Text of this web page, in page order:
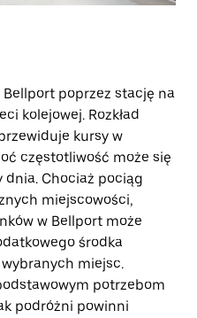
Bellport poprzez stację na
kolejowej. Rozkład
kursy w
częstotliwość może się
dnia. Chociaż pociąg
miejscowości,
w Bellport może
środka
miejsc.
potrzebom
podróżni powinni